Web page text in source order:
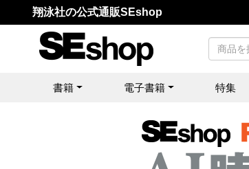
翔泳社の公式通販SEshop
書籍 電子書籍 特集